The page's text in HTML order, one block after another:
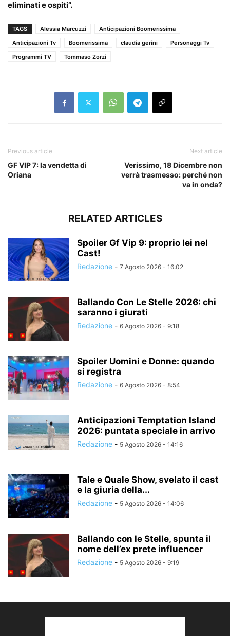
eliminati e ospiti”.
TAGS Alessia Marcuzzi
Anticipazioni Boomerissima
Anticipazioni Tv
Boomerissima claudia gerini
Personaggi Tv
Programmi TV
Tommaso Zorzi
Previous article
GF VIP 7: la vendetta di
Oriana
Next article
Verissimo, 18 Dicembre non
verrà trasmesso: perché non
va in onda?
RELATED ARTICLES
Spoiler Gf Vip 9: proprio lei nel
Cast!
Redazione - 7 Agosto 2026 - 16:02
Ballando Con Le Stelle 2026: chi
saranno i giurati
Redazione - 6 Agosto 2026 - 9:18
Spoiler Uomini e Donne: quando
si registra
Redazione - 6 Agosto 2026 - 8:54
Anticipazioni Temptation Island
2026: puntata speciale in arrivo
Redazione - 5 Agosto 2026 - 14:16
Tale e Quale Show, svelato il cast
e la giuria della...
Redazione - 5 Agosto 2026 - 14:06
Ballando con le Stelle, spunta il
nome dell’ex prete influencer
Redazione - 5 Agosto 2026 - 9:19